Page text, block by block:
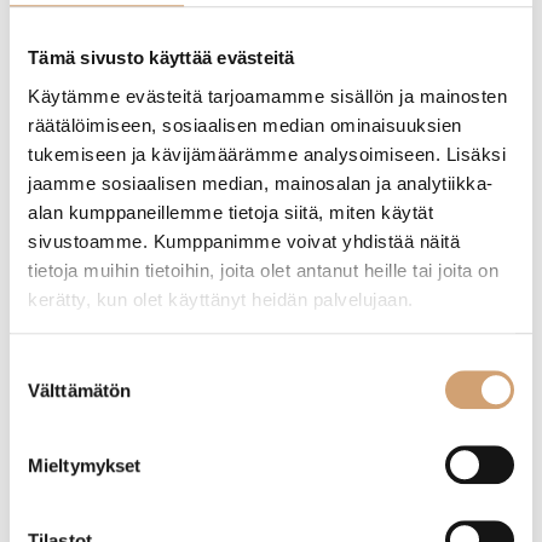
Tämä sivusto käyttää evästeitä
Käytämme evästeitä tarjoamamme sisällön ja mainosten
räätälöimiseen, sosiaalisen median ominaisuuksien
tukemiseen ja kävijämäärämme analysoimiseen. Lisäksi
jaamme sosiaalisen median, mainosalan ja analytiikka-
alan kumppaneillemme tietoja siitä, miten käytät
sivustoamme. Kumppanimme voivat yhdistää näitä
tietoja muihin tietoihin, joita olet antanut heille tai joita on
kerätty, kun olet käyttänyt heidän palvelujaan.
valinta
Välttämätön
Mieltymykset
Näytetään ainoa tulos